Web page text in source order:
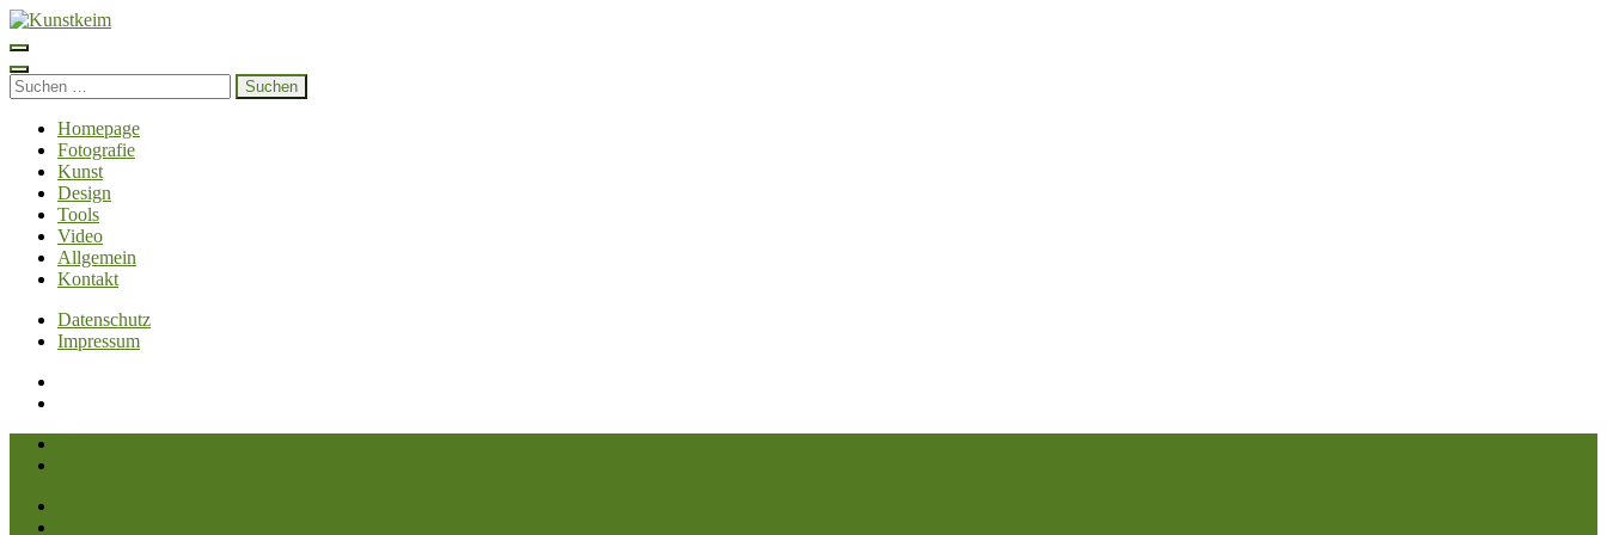
Zum
Inhalt
springen
(Enter
drücken)
Suchen
nach:
Homepage
Fotografie
Kunst
Design
Tools
Video
Allgemein
Kontakt
Datenschutz
Impressum